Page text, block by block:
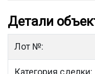
Детали
Лот №:
Категория сделки: